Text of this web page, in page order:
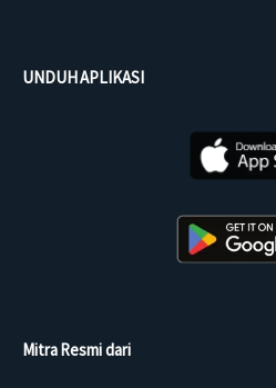
UNDUH APLIKASI
Mitra Resmi dari